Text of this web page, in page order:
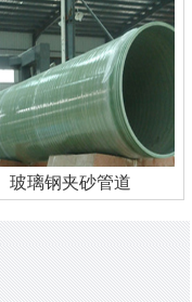
玻璃钢夹砂管道